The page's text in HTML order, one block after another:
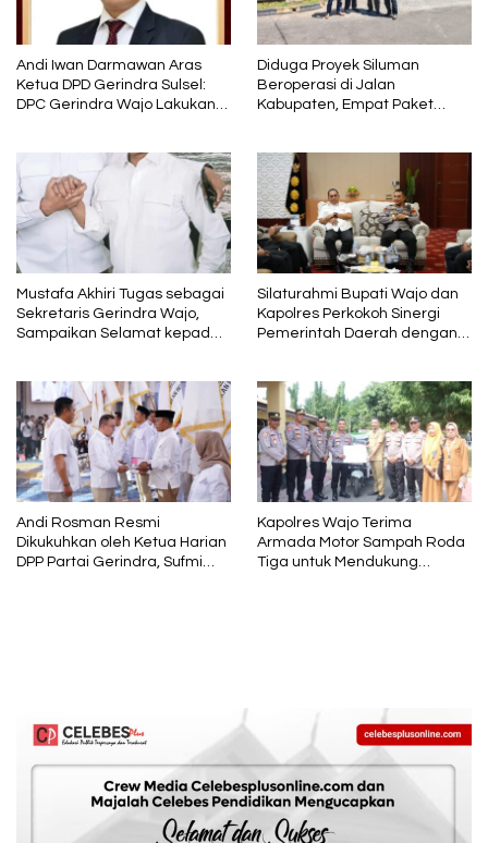
Andi Iwan Darmawan Aras
Ketua DPD Gerindra Sulsel:
DPC Gerindra Wajo Lakukan
sebagai Wakil Ketua dan
Tetap Kader Partai
Diduga Proyek Siluman
Beroperasi di Jalan
Kabupaten, Empat Paket
Mustafa Akhiri Tugas sebagai
Sekretaris Gerindra Wajo,
Sampaikan Selamat kepada
Silaturahmi Bupati Wajo dan
Kapolres Perkokoh Sinergi
Pemerintah Daerah dengan
Andi Rosman Resmi
Dikukuhkan oleh Ketua Harian
DPP Partai Gerindra, Sufmi
Kapolres Wajo Terima
Armada Motor Sampah Roda
Tiga untuk Mendukung